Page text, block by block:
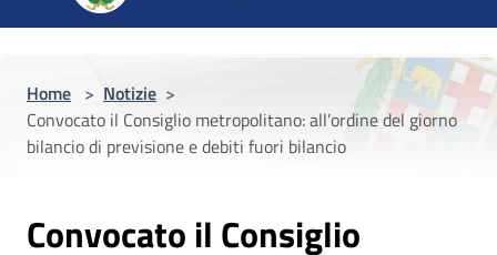
Home > Notizie >
Convocato il Consiglio metropolitano: all’ordine del giorno
bilancio di previsione e debiti fuori bilancio
Convocato il Consiglio